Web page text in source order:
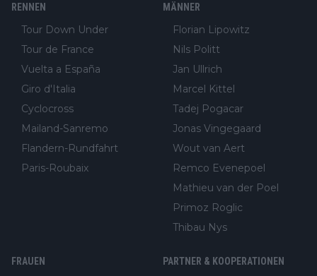
RENNEN
Tour Down Under
Tour de France
Vuelta a España
Giro d'Italia
Cyclocross
Mailand-Sanremo
Flandern-Rundfahrt
Paris-Roubaix
MÄNNER
Florian Lipowitz
Nils Politt
Jan Ullrich
Marcel Kittel
Tadej Pogacar
Jonas Vingegaard
Wout van Aert
Remco Evenepoel
Mathieu van der Poel
Primoz Roglic
Thibau Nys
FRAUEN PARTNER & KOOPERATIONEN